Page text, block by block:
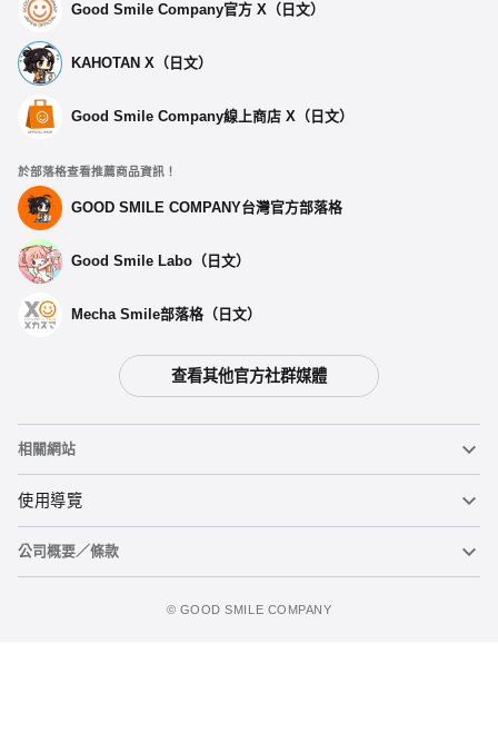
Good Smile Company官方 X（日文）
KAHOTAN X（日文）
Good Smile Company線上商店 X（日文）
於部落格查看推薦商品資訊！
GOOD SMILE COMPANY台灣官方部落格
Good Smile Labo（日文）
Mecha Smile部落格（日文）
查看其他官方社群媒體
相關網站
黏土人
黏土人臉部製造機（英文）
使用導覽
重要公告
公司概要／條款
©️ GOOD SMILE COMPANY